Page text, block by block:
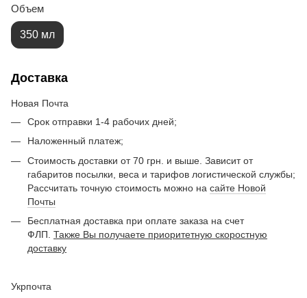
Объем
350 мл
Доставка
Новая Почта
Срок отправки 1-4 рабочих дней;
Наложенный платеж;
Стоимость доставки от 70 грн. и выше. Зависит от
габаритов посылки, веса и тарифов логистической службы;
Рассчитать точную стоимость можно на сайте Новой
Почты
Бесплатная доставка при оплате заказа на счет
ФЛП. Также Вы получаете приоритетную скоростную
доставку
Укрпочта